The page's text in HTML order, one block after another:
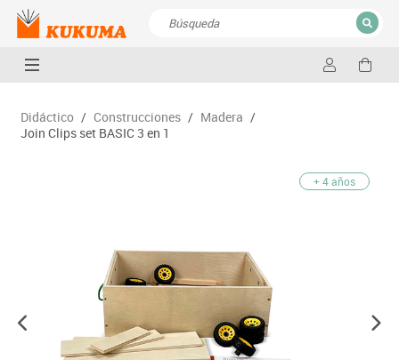
CERRAR
Didáctico / Construcciones / Madera /
Join Clips set BASIC 3 en 1
+ 4 años